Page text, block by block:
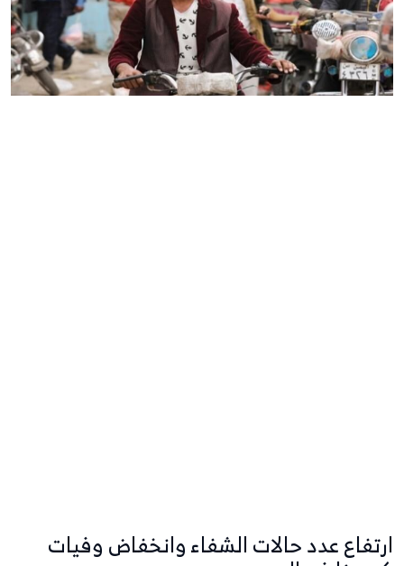
ارتفاع عدد حالات الشفاء وانخفاض وفيات